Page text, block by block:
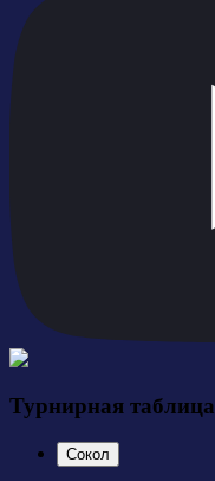
Турнирная таблица
Сокол